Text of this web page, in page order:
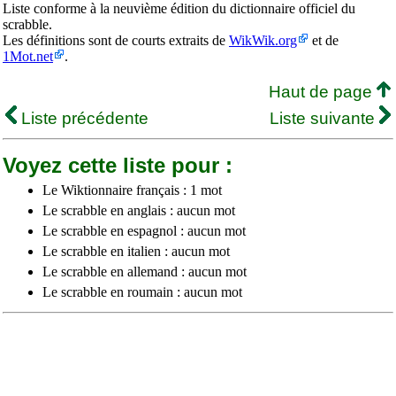
Liste conforme à la neuvième édition du dictionnaire officiel du
scrabble.
Les définitions sont de courts extraits de WikWik.org
et de
1Mot.net
.
Haut de page
Liste précédente
Liste suivante
Voyez cette liste pour :
Le Wiktionnaire français : 1 mot
Le scrabble en anglais : aucun mot
Le scrabble en espagnol : aucun mot
Le scrabble en italien : aucun mot
Le scrabble en allemand : aucun mot
Le scrabble en roumain : aucun mot